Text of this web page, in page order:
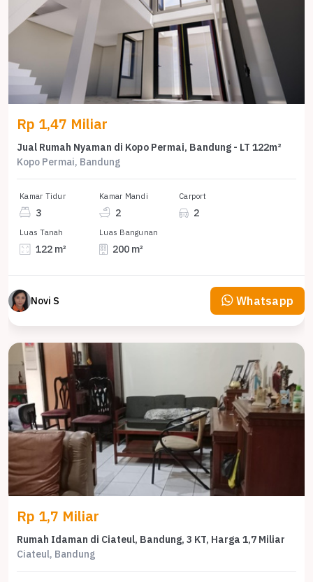
Rp 1,47 Miliar
Jual Rumah Nyaman di Kopo Permai, Bandung - LT 122m²
Kopo Permai, Bandung
Kamar Tidur
3
Kamar Mandi
2
Carport
2
Luas Tanah
122 m²
Luas Bangunan
200 m²
Novi S Whatsapp
Rp 1,7 Miliar
Rumah Idaman di Ciateul, Bandung, 3 KT, Harga 1,7 Miliar
Ciateul, Bandung